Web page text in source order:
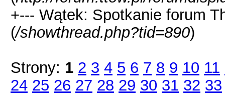
+--- Wątek: Spotkanie forum
(/showthread.php?tid=890)
Strony: 1 2 3 4 5 6 7 8 9 10 11
24 25 26 27 28 29 30 31 32 33